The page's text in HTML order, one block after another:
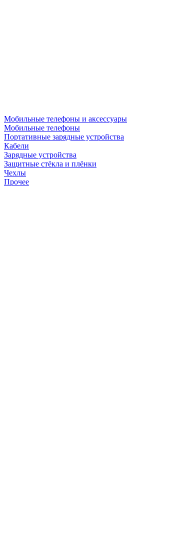
Мобильные телефоны и аксессуары
Мобильные телефоны
Портативные зарядные устройства
Кабели
Зарядные устройства
Защитные стёкла и плёнки
Чехлы
Прочее